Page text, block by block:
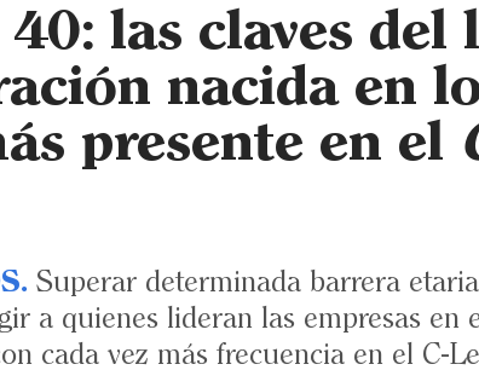
las claves del
nacida en
presente en el
Superar determinada barrera
a quienes lideran las empresas en
cada vez más frecuencia en el C-